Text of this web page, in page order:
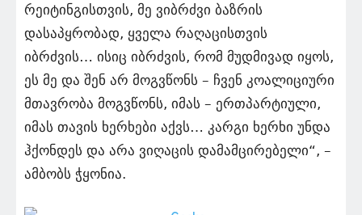
რეიტინგისთვის, მე ვიბრძვი ბაზრის
დასაპყრობად, ყველა რაღაცისთვის
იბრძვის… ისიც იბრძვის, რომ მუდმივად იყოს,
ეს მე და შენ არ მოგვწონს – ჩვენ კოალიციური
მთავრობა მოგვწონს, იმას – ერთპარტიული,
იმას თავის ხერხები აქვს… კარგი ხერხი უნდა
ჰქონდეს და არა ვიღაცის დამამცირებელი“, –
ამბობს ჭყონია.